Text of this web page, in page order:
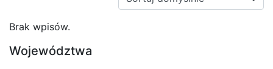
Brak wpisów.
Województwa